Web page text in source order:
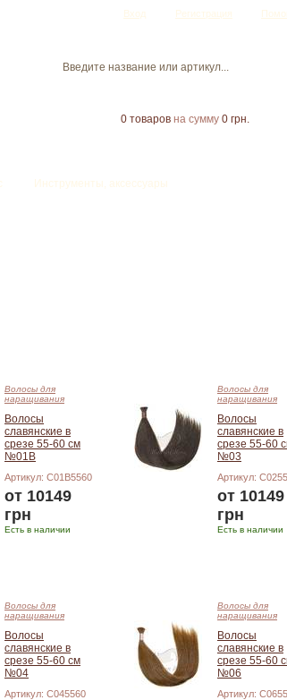
Вход Регистрация
0 товаров на сумму 0 грн.
Инструменты, аксессуары
Волосы для
наращивания
Волосы
славянские в
срезе 55-60 см
№01B
Артикул: C01B5560
от 10149
грн
Есть в наличии
Волосы для
наращивания
Волосы
славянские в
срезе 55-60
№03
Артикул:
от 10149
грн
Есть в наличии
Волосы для
наращивания
Волосы
славянские в
срезе 55-60 см
№04
Артикул: C045560
Волосы для
наращивания
Волосы
славянские в
срезе 55-60
№06
Артикул: